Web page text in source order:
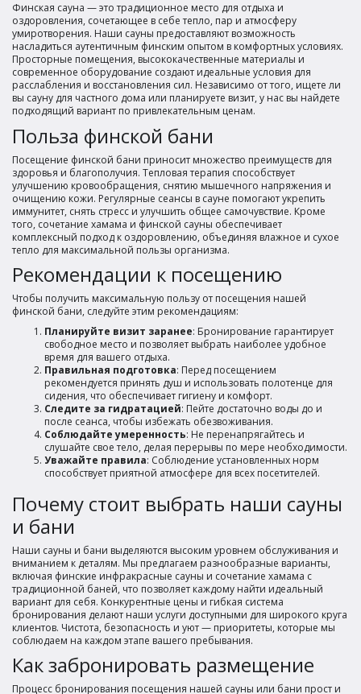
Финская сауна — это традиционное место для отдыха и
оздоровления, сочетающее в себе тепло, пар и атмосферу
умиротворения. Наши сауны предоставляют возможность
насладиться аутентичным финским опытом в комфортных условиях.
Просторные помещения, высококачественные материалы и
современное оборудование создают идеальные условия для
расслабления и восстановления сил. Независимо от того, ищете ли
вы сауну для частного дома или планируете визит, у нас вы найдете
подходящий вариант по привлекательным ценам.
Польза финской бани
Посещение финской бани приносит множество преимуществ для
здоровья и благополучия. Тепловая терапия способствует
улучшению кровообращения, снятию мышечного напряжения и
очищению кожи. Регулярные сеансы в сауне помогают укрепить
иммунитет, снять стресс и улучшить общее самочувствие. Кроме
того, сочетание хамама и финской сауны обеспечивает
комплексный подход к оздоровлению, объединяя влажное и сухое
тепло для максимальной пользы организма.
Рекомендации к посещению
Чтобы получить максимальную пользу от посещения нашей
финской бани, следуйте этим рекомендациям:
Планируйте визит заранее: Бронирование гарантирует
свободное место и позволяет выбрать наиболее удобное
время для вашего отдыха.
Правильная подготовка: Перед посещением
рекомендуется принять душ и использовать полотенце для
сидения, что обеспечивает гигиену и комфорт.
Следите за гидратацией: Пейте достаточно воды до и
после сеанса, чтобы избежать обезвоживания.
Соблюдайте умеренность: Не перенапрягайтесь и
слушайте свое тело, делая перерывы по мере необходимости.
Уважайте правила: Соблюдение установленных норм
способствует приятной атмосфере для всех посетителей.
Почему стоит выбрать наши сауны
и бани
Наши сауны и бани выделяются высоким уровнем обслуживания и
вниманием к деталям. Мы предлагаем разнообразные варианты,
включая финские инфракрасные сауны и сочетание хамама с
традиционной баней, что позволяет каждому найти идеальный
вариант для себя. Конкурентные цены и гибкая система
бронирования делают наши услуги доступными для широкого круга
клиентов. Чистота, безопасность и уют — приоритеты, которые мы
соблюдаем на каждом этапе вашего пребывания.
Как забронировать размещение
Процесс бронирования посещения нашей сауны или бани прост и